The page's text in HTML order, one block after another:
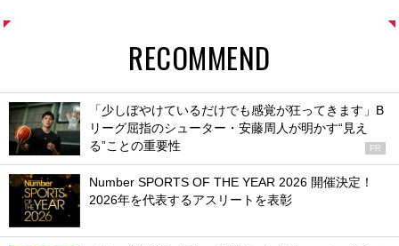
RECOMMEND
「少しぼやけているだけでも感覚が狂ってきます」B
リーグ屈指のシューター・安藤周人が明かす“見え
る”ことの重要性
PR
Number SPORTS OF THE YEAR 2026 開催決定！
2026年を代表するアスリートを表彰